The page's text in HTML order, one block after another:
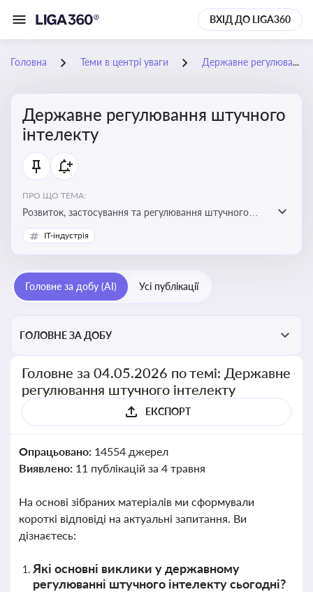
ВХІД ДО LIGA360
Головна Теми в центрі уваги Державне регулювання штучного інтелекту
Державне регулювання штучного
інтелекту
ПРО ЩО ТЕМА:
Розвиток, застосування та регулювання штучного
інтелекту в різних сферах — від управління бізнесом
до державного сектора
IT-індустрія
Головне за добу (AI) Усі публікації
ГОЛОВНЕ ЗА ДОБУ
Головне за 04.05.2026 по темі: Державне
регулювання штучного інтелекту
ЕКСПОРТ
Опрацьовано: 14554 джерел
Виявлено: 11 публікацій за 4 травня
На основі зібраних матеріалів ми сформували
короткі відповіді на актуальні запитання. Ви
дізнаєтесь:
Які основні виклики у державному
регулюванні штучного інтелекту сьогодні?